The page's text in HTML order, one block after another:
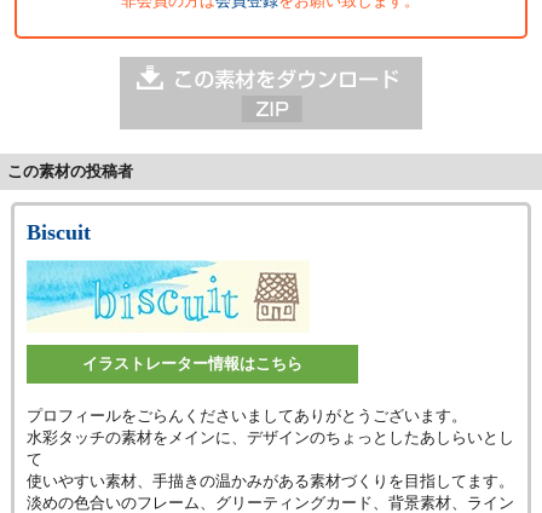
この素材の投稿者
Biscuit
イラストレーター情報はこちら
プロフィールをごらんくださいましてありがとうございます。
水彩タッチの素材をメインに、デザインのちょっとしたあしらいとし
て
使いやすい素材、手描きの温かみがある素材づくりを目指してます。
淡めの色合いのフレーム、グリーティングカード、背景素材、ライン